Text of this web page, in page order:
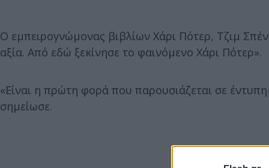
Ο εμπειρογνώμονας βιβλίων Χάρι Πότερ, Τζιμ
αξία. Από εδώ ξεκίνησε το φαινόμενο Χάρι Πότερ».
«Είναι η πρώτη φορά που παρουσιάζεται σε
σημείωσε.